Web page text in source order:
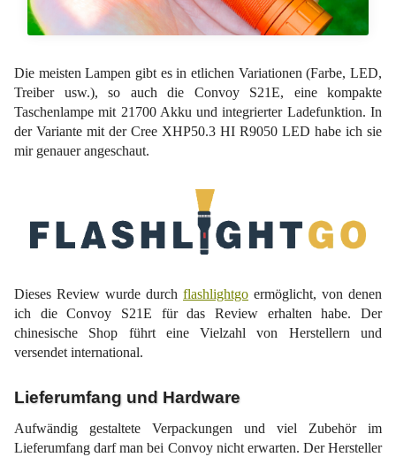
Die meisten Lampen gibt es in etlichen Variationen (Farbe, LED,
Treiber usw.), so auch die Convoy S21E, eine kompakte
Taschenlampe mit 21700 Akku und integrierter Ladefunktion. In
der Variante mit der Cree XHP50.3 HI R9050 LED habe ich sie
mir genauer angeschaut.
Dieses Review wurde durch flashlightgo ermöglicht, von denen
ich die Convoy S21E für das Review erhalten habe. Der
chinesische Shop führt eine Vielzahl von Herstellern und
versendet international.
Lieferumfang und Hardware
Aufwändig gestaltete Verpackungen und viel Zubehör im
Lieferumfang darf man bei Convoy nicht erwarten. Der Hersteller